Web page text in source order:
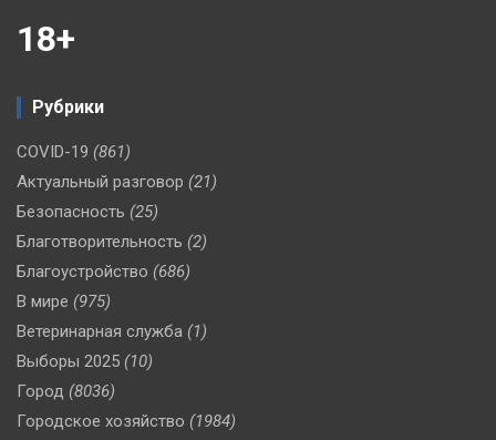
18+
Рубрики
COVID-19 (861)
Актуальный разговор (21)
Безопасность (25)
Благотворительность (2)
Благоустройство (686)
В мире (975)
Ветеринарная служба (1)
Выборы 2025 (10)
Город (8036)
Городское хозяйство (1984)